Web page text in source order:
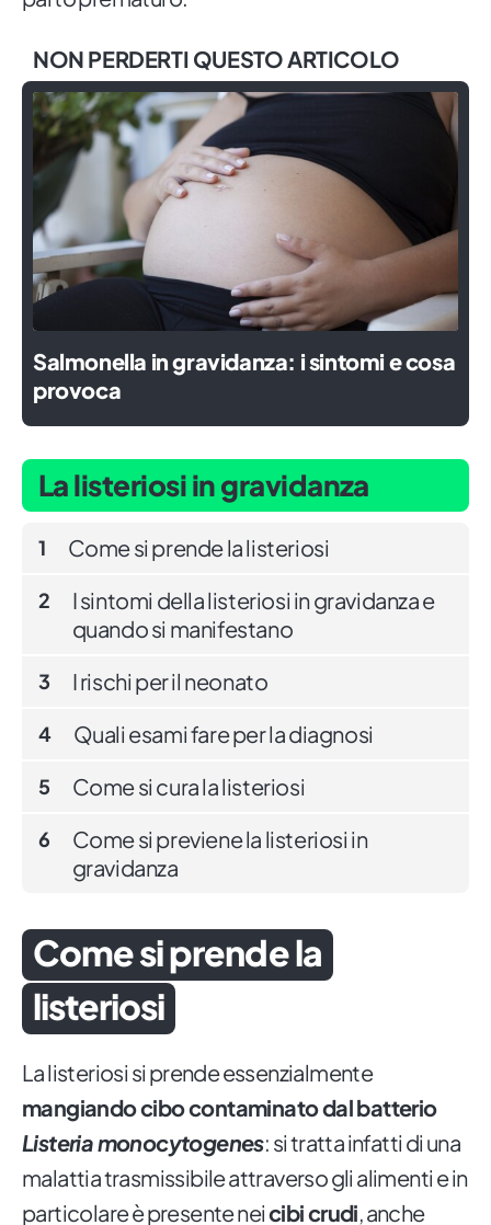
NON PERDERTI QUESTO ARTICOLO
Salmonella in gravidanza: i sintomi e cosa
provoca
La listeriosi in gravidanza
1 Come si prende la listeriosi
2
I sintomi della listeriosi in gravidanza e
quando si manifestano
3 I rischi per il neonato
4 Quali esami fare per la diagnosi
5 Come si cura la listeriosi
6
Come si previene la listeriosi in
gravidanza
Come si prende la
listeriosi
La listeriosi si prende essenzialmente
mangiando cibo contaminato dal batterio
Listeria monocytogenes: si tratta infatti di una
malattia trasmissibile attraverso gli alimenti e in
particolare è presente neicibi crudi, anche